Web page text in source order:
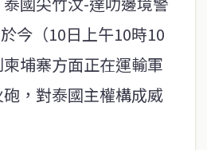
今（10日上午10時10
埔寨方面正在運輸軍
，對泰國主權構成威